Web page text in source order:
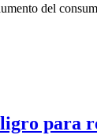
del
para